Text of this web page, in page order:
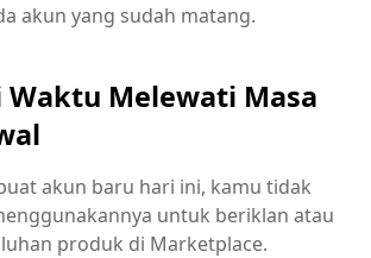
akun yang sudah matang.
Waktu Melewati Masa
akun baru hari ini, kamu tidak
untuk beriklan atau
produk di Marketplace.